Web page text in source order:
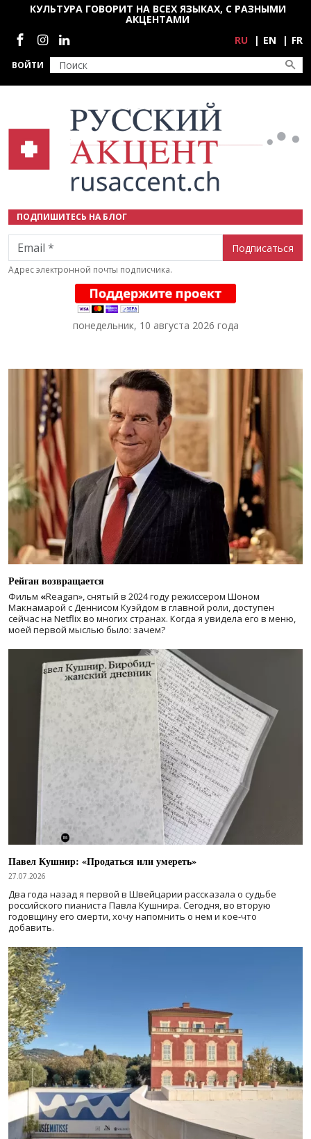
Перейти к основному содержанию
ВОЙТИ
КУЛЬТУРА ГОВОРИТ НА ВСЕХ ЯЗЫКАХ, С РАЗНЫМИ
АКЦЕНТАМИ
Социальные сети
RU EN FR
ПОДПИШИТЕСЬ НА БЛОГ
Email
Адрес электронной почты подписчика.
понедельник, 10 августа 2026 года
Рейган возвращается
Фильм «Reagan», снятый в 2024 годурежиссером Шоном
Макнамарой с Деннисом Куэйдом в главной роли, доступен
сейчас на Netflix во многих странах. Когда я увидела его в меню,
моей первой мыслью было: зачем?
Павел Кушнир: «Продаться или умереть»
27.07.2026
Два года назад я первой в Швейцарии рассказала о судьбе
российского пианиста Павла Кушнира. Сегодня, во вторую
годовщину его смерти, хочу напомнить о нем и кое-что
добавить.